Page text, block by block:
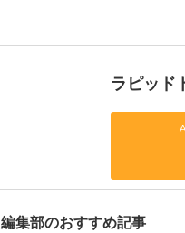
ラピッド
編集部のおすすめ記事